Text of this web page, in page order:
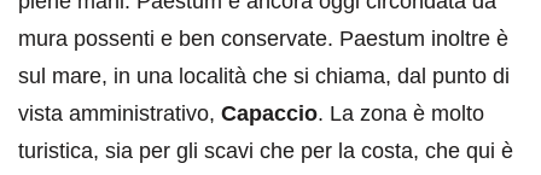
mura possenti e ben conservate. Paestum inoltre è
sul mare, in una località che si chiama, dal punto di
vista amministrativo, Capaccio. La zona è molto
turistica, sia per gli scavi che per la costa, che qui è